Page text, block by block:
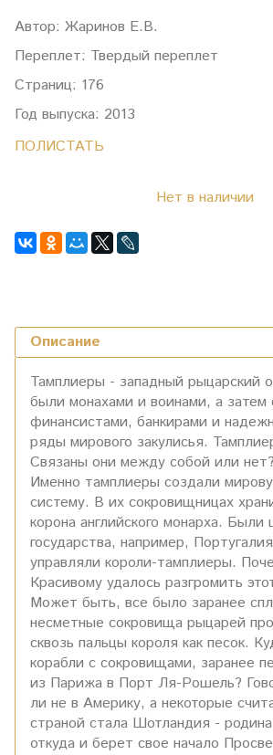
Автор: Жаринов Е.В.
Переплет: Твердый переплет
Страниц: 176
Год выпуска: 2013
ПОЛИСТАТЬ
Нет в наличии
Описание
Тамплиеры - западный рыцарский
были монахами и воинами, а затем
финансистами, банкирами и
ряды мирового закулисья.
Связаны они между собой или нет?
Именно тамплиеры создали
систему. В их сокровищницах
корона английского монарха. Были
государства, например,
управляли короли-тамплиеры.
Красивому удалось разгромить
Может быть, все было заранее
несметные сокровища рыцарей
сквозь пальцы короля как песок.
корабли с сокровищами, заранее
из Парижа в Порт Ля-Рошель?
ли не в Америку, а некоторые
страной стала Шотландия -
откуда и берет свое начало